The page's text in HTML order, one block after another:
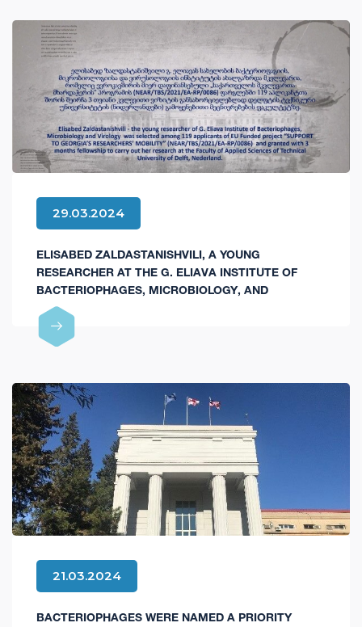
29.03.2024
ELISABED ZALDASTANISHVILI, A YOUNG
RESEARCHER AT THE G. ELIAVA INSTITUTE OF
BACTERIOPHAGES, MICROBIOLOGY, AND
VIROLOGY, HAS BEEN SELECTED FOR A THREE-
MONTH RESEARCH VISIT TO THE FACULTY OF
APPLIED SCIENCES AT DELFT UNIVERSITY OF
21.03.2024
BACTERIOPHAGES WERE NAMED A PRIORITY